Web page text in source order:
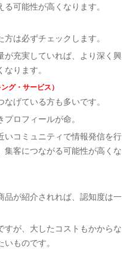
可能性が高くなります。
は必ずチェックします。
が充実していれば、より深く興
ります。
グ・サービス）
げている方も多いです。
ロフィールが命。
いコミュニティで情報発信を行
集客につながる可能性が高くな
品が紹介されれば、認知度は一
すが、大したコストもかからな
ものです。